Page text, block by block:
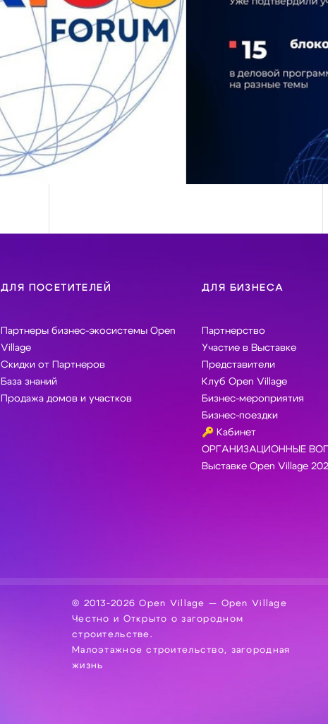
ДЛЯ ПОСЕТИТЕЛЕЙ
Партнеры бизнес-экосистемы Open
Village
Скидки от Партнеров
База знаний
Продажа домов и участков
ДЛЯ БИЗНЕСА
Партнерство
Участие в Выставке
Представители
Клуб Open Village
Бизнес-мероприятия
Бизнес-поездки
🔑 Кабинет
ОРГАНИЗАЦИОННЫЕ
Выставке Open Village
© 2013-2026 Open Village — Open Village
Честно и Открыто о загородном
строительстве.
Малоэтажное строительство, загородная
жизнь